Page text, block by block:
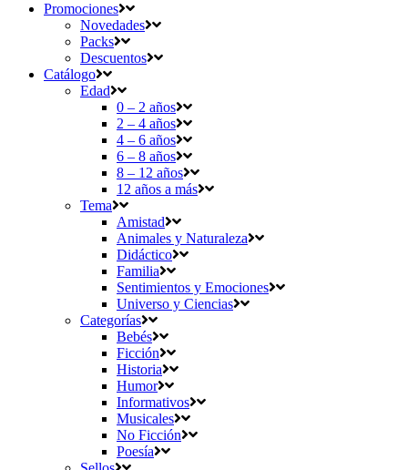
Promociones
Novedades
Packs
Descuentos
Catálogo
Edad
0 – 2 años
2 – 4 años
4 – 6 años
6 – 8 años
8 – 12 años
12 años a más
Tema
Amistad
Animales y Naturaleza
Didáctico
Familia
Sentimientos y Emociones
Universo y Ciencias
Categorías
Bebés
Ficción
Historia
Humor
Informativos
Musicales
No Ficción
Poesía